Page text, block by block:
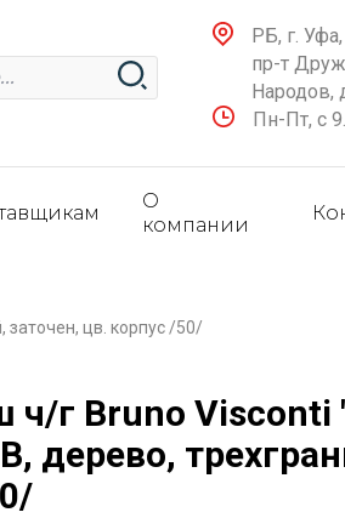
РБ, г. Уфа,
пр-т
Народов,
Пн-Пт, с
О
компании
заточен, цв. корпус /50/
ч/г Bruno Visconti
дерево,